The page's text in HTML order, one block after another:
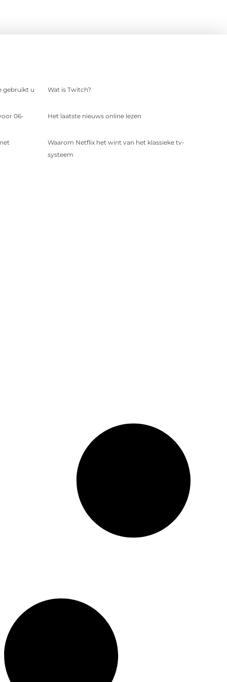
gebruikt u Wat is Twitch?
06- Het laatste nieuws online lezen
Waarom Netflix het wint van het klassieke tv-
systeem